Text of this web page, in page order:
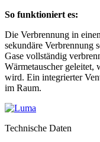
So funktioniert es:
Die Verbrennung in
sekundäre Verbrennung
Gase vollständig
Wärmetauscher geleitet,
wird. Ein integrierter
im Raum.
Technische Daten